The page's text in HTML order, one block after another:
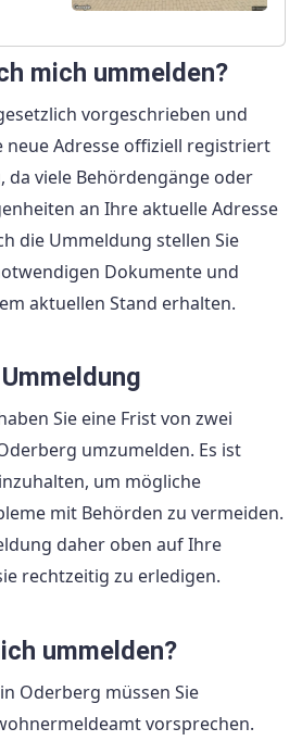
mich ummelden?
vorgeschrieben und
neue Adresse offiziell registriert
da viele Behördengänge oder
an Ihre aktuelle Adresse
die Ummeldung stellen Sie
Dokumente und
aktuellen Stand erhalten.
Sie eine Frist von zwei
umzumelden. Es ist
um mögliche
mit Behörden zu vermeiden.
daher oben auf Ihre
rechtzeitig zu erledigen.
ummelden?
Oderberg müssen Sie
vorsprechen.